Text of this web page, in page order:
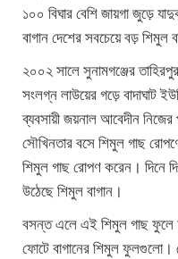
১০০ বিঘার বেশি জায়গা জুড়ে
বাগান দেশের সবচেয়ে বড় শিমুল
২০০২ সালে সুনামগঞ্জের
সংলগ্ন লাউয়ের গড়ে বাদাঘাট
ব্যবসায়ী জয়নাল আবেদীন
সৌখিনতার বসে শিমুল গাছ
শিমুল গাছ রোপণ করেন। দিনে
উঠেছে শিমুল বাগান।
বসন্ত এলে এই শিমুল গাছ
ফোটে বাগানের শিমুল ফুলগুলো।